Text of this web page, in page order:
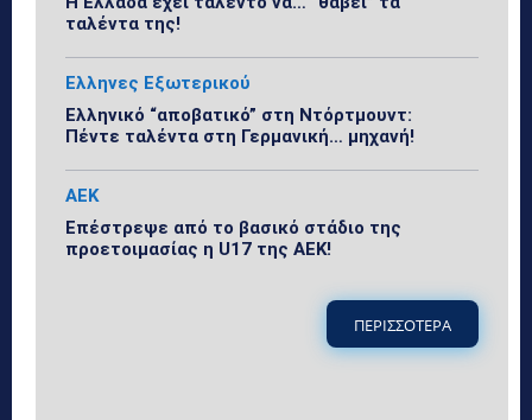
ταλέντα της!
Ελληνες Εξωτερικού
Ελληνικό “αποβατικό” στη Ντόρτμουντ:
Πέντε ταλέντα στη Γερμανική… μηχανή!
ΑΕΚ
Επέστρεψε από το βασικό στάδιο της
προετοιμασίας η U17 της ΑΕΚ!
ΠΕΡΙΣΣΟΤΕΡΑ